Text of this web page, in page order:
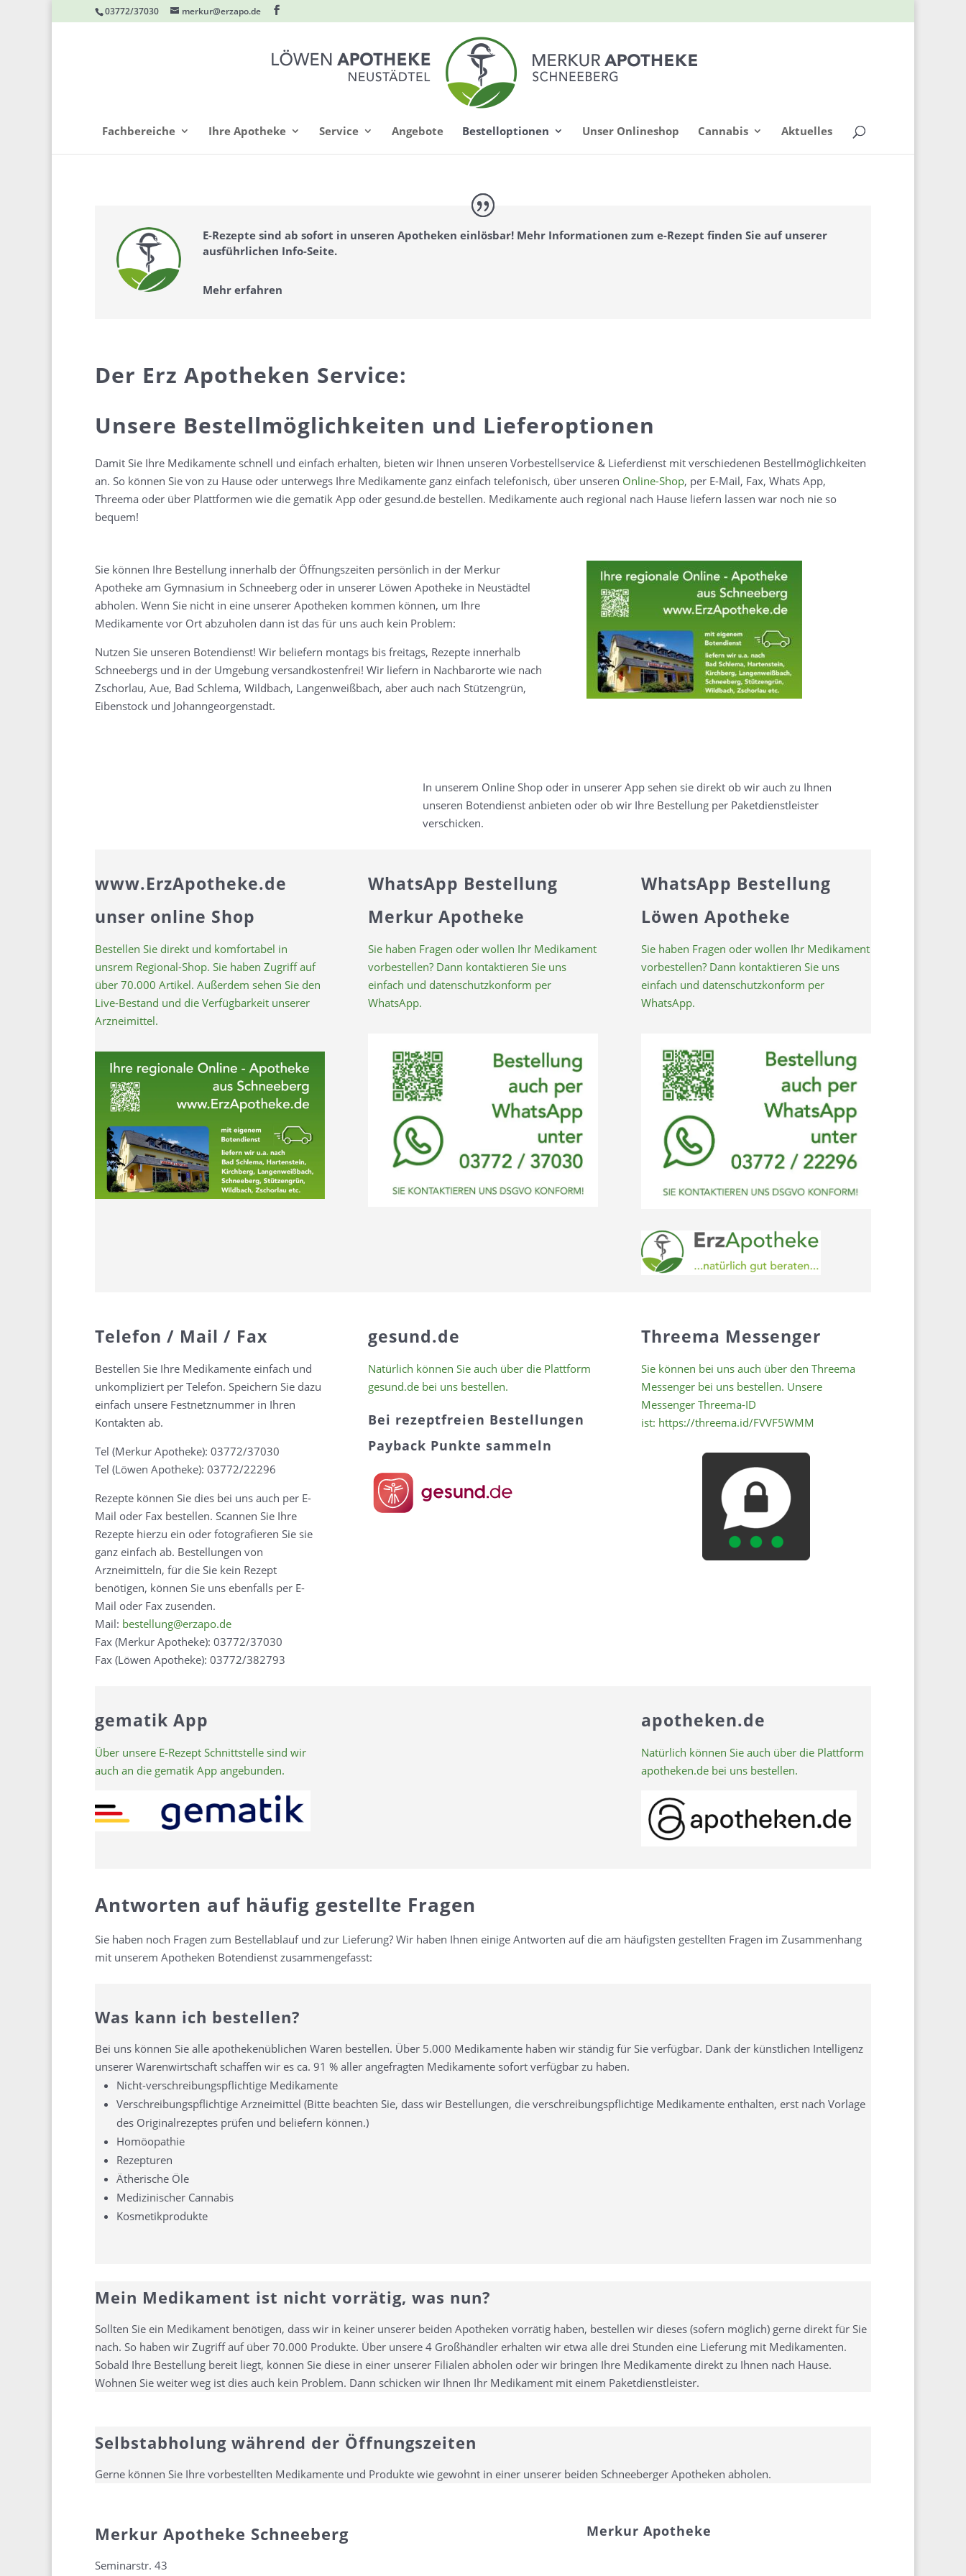
03772/37030 merkur@erzapo.de
Fachbereiche Ihre Apotheke Service Angebote Bestelloptionen Unser Onlineshop Cannabis Aktuelles
E-Rezepte sind ab sofort in unseren Apotheken einlösbar! Mehr Informationen zum e-Rezept finden Sie auf unserer
ausführlichen Info-Seite.
Mehr erfahren
Der Erz Apotheken Service:
Unsere Bestellmöglichkeiten und Lieferoptionen
Damit Sie Ihre Medikamente schnell und einfach erhalten, bieten wir Ihnen unseren Vorbestellservice & Lieferdienst mit verschiedenen Bestellmöglichkeiten
an. So können Sie von zu Hause oder unterwegs Ihre Medikamente ganz einfach telefonisch, über unseren Online-Shop, per E-Mail, Fax, Whats App,
Threema oder über Plattformen wie die gematik App oder gesund.de bestellen. Medikamente auch regional nach Hause liefern lassen war noch nie so
bequem!
Sie können Ihre Bestellung innerhalb der Öffnungszeiten persönlich in der Merkur
Apotheke am Gymnasium in Schneeberg oder in unserer Löwen Apotheke in Neustädtel
abholen. Wenn Sie nicht in eine unserer Apotheken kommen können, um Ihre
Medikamente vor Ort abzuholen dann ist das für uns auch kein Problem:
Nutzen Sie unseren Botendienst! Wir beliefern montags bis freitags, Rezepte innerhalb
Schneebergs und in der Umgebung versandkostenfrei! Wir liefern in Nachbarorte wie nach
Zschorlau, Aue, Bad Schlema, Wildbach, Langenweißbach, aber auch nach Stützengrün,
Eibenstock und Johanngeorgenstadt.
In unserem Online Shop oder in unserer App sehen sie direkt ob wir auch zu Ihnen
unseren Botendienst anbieten oder ob wir Ihre Bestellung per Paketdienstleister
verschicken.
www.ErzApotheke.de
unser online Shop
Bestellen Sie direkt und komfortabel in
unsrem Regional-Shop. Sie haben Zugriff auf
über 70.000 Artikel. Außerdem sehen Sie den
Live-Bestand und die Verfügbarkeit unserer
Arzneimittel.
WhatsApp Bestellung
Merkur Apotheke
Sie haben Fragen oder wollen Ihr Medikament
vorbestellen? Dann kontaktieren Sie uns
einfach und datenschutzkonform per
WhatsApp.
WhatsApp Bestellung
Löwen Apotheke
Sie haben Fragen oder wollen Ihr Medikament
vorbestellen? Dann kontaktieren Sie uns
einfach und datenschutzkonform per
WhatsApp.
Telefon / Mail / Fax
Bestellen Sie Ihre Medikamente einfach und
unkompliziert per Telefon. Speichern Sie dazu
einfach unsere Festnetznummer in Ihren
Kontakten ab.
Tel (Merkur Apotheke): 03772/37030
Tel (Löwen Apotheke): 03772/22296
Rezepte können Sie dies bei uns auch per E-
Mail oder Fax bestellen. Scannen Sie Ihre
Rezepte hierzu ein oder fotografieren Sie sie
ganz einfach ab. Bestellungen von
Arzneimitteln, für die Sie kein Rezept
benötigen, können Sie uns ebenfalls per E-
Mail oder Fax zusenden.
Mail: bestellung@erzapo.de
Fax (Merkur Apotheke): 03772/37030
Fax (Löwen Apotheke): 03772/382793
gesund.de
Natürlich können Sie auch über die Plattform
gesund.de bei uns bestellen.
Bei rezeptfreien Bestellungen
Payback Punkte sammeln
Threema Messenger
Sie können bei uns auch über den Threema
Messenger bei uns bestellen. Unsere
Messenger Threema-ID
ist: https://threema.id/FVVF5WMM
gematik App
Über unsere E-Rezept Schnittstelle sind wir
auch an die gematik App angebunden.
apotheken.de
Natürlich können Sie auch über die Plattform
apotheken.de bei uns bestellen.
Antworten auf häufig gestellte Fragen
Sie haben noch Fragen zum Bestellablauf und zur Lieferung? Wir haben Ihnen einige Antworten auf die am häufigsten gestellten Fragen im Zusammenhang
mit unserem Apotheken Botendienst zusammengefasst:
Was kann ich bestellen?
Bei uns können Sie alle apothekenüblichen Waren bestellen. Über 5.000 Medikamente haben wir ständig für Sie verfügbar. Dank der künstlichen Intelligenz
unserer Warenwirtschaft schaffen wir es ca. 91 % aller angefragten Medikamente sofort verfügbar zu haben.
Nicht-verschreibungspflichtige Medikamente
Verschreibungspflichtige Arzneimittel (Bitte beachten Sie, dass wir Bestellungen, die verschreibungspflichtige Medikamente enthalten, erst nach Vorlage
des Originalrezeptes prüfen und beliefern können.)
Homöopathie
Rezepturen
Ätherische Öle
Medizinischer Cannabis
Kosmetikprodukte
Mein Medikament ist nicht vorrätig, was nun?
Sollten Sie ein Medikament benötigen, dass wir in keiner unserer beiden Apotheken vorrätig haben, bestellen wir dieses (sofern möglich) gerne direkt für Sie
nach. So haben wir Zugriff auf über 70.000 Produkte. Über unsere 4 Großhändler erhalten wir etwa alle drei Stunden eine Lieferung mit Medikamenten.
Sobald Ihre Bestellung bereit liegt, können Sie diese in einer unserer Filialen abholen oder wir bringen Ihre Medikamente direkt zu Ihnen nach Hause.
Wohnen Sie weiter weg ist dies auch kein Problem. Dann schicken wir Ihnen Ihr Medikament mit einem Paketdienstleister.
Selbstabholung während der Öffnungszeiten
Gerne können Sie Ihre vorbestellten Medikamente und Produkte wie gewohnt in einer unserer beiden Schneeberger Apotheken abholen.
Merkur Apotheke Schneeberg
Seminarstr. 43
Merkur Apotheke